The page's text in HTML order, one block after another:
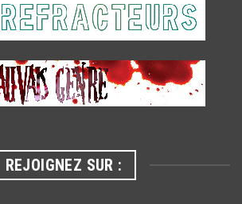
REJOIGNEZ SUR :